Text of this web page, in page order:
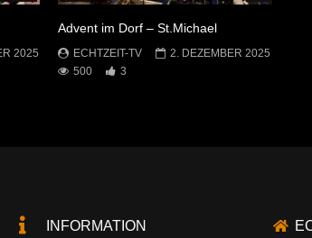
2025
Advent im Dorf – St.Michael
ECHTZEIT-TV
2. DEZEMBER 2025
500
3
INFORMATION